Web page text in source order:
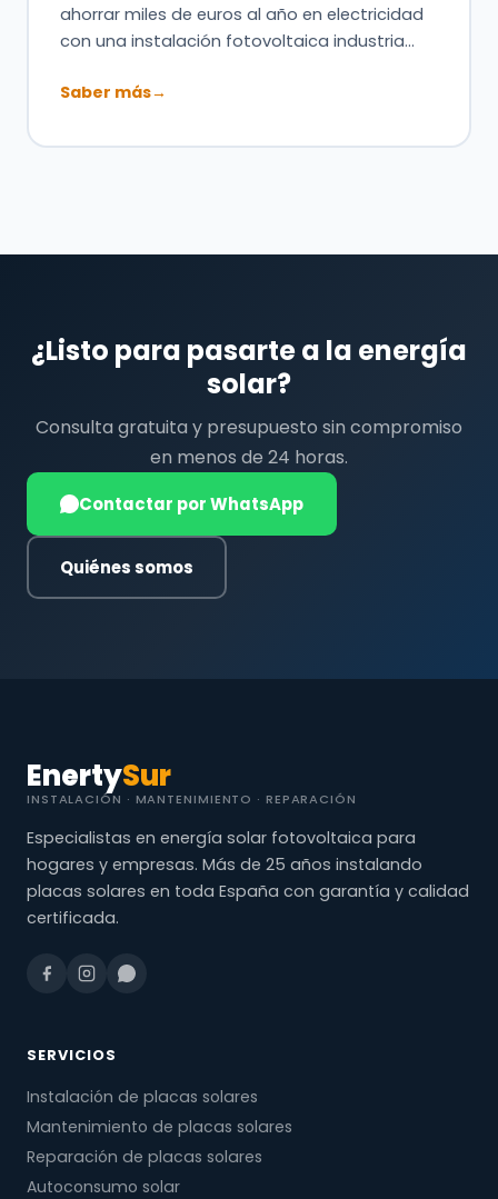
ahorrar miles de euros al año en electricidad
con una instalación fotovoltaica industria…
Saber más→
¿Listo para pasarte a la energía
solar?
Consulta gratuita y presupuesto sin compromiso
en menos de 24 horas.
Contactar por WhatsApp
Quiénes somos
EnertySur
INSTALACIÓN · MANTENIMIENTO · REPARACIÓN
Especialistas en energía solar fotovoltaica para
hogares y empresas. Más de 25 años instalando
placas solares en toda España con garantía y calidad
certificada.
SERVICIOS
Instalación de placas solares
Mantenimiento de placas solares
Reparación de placas solares
Autoconsumo solar